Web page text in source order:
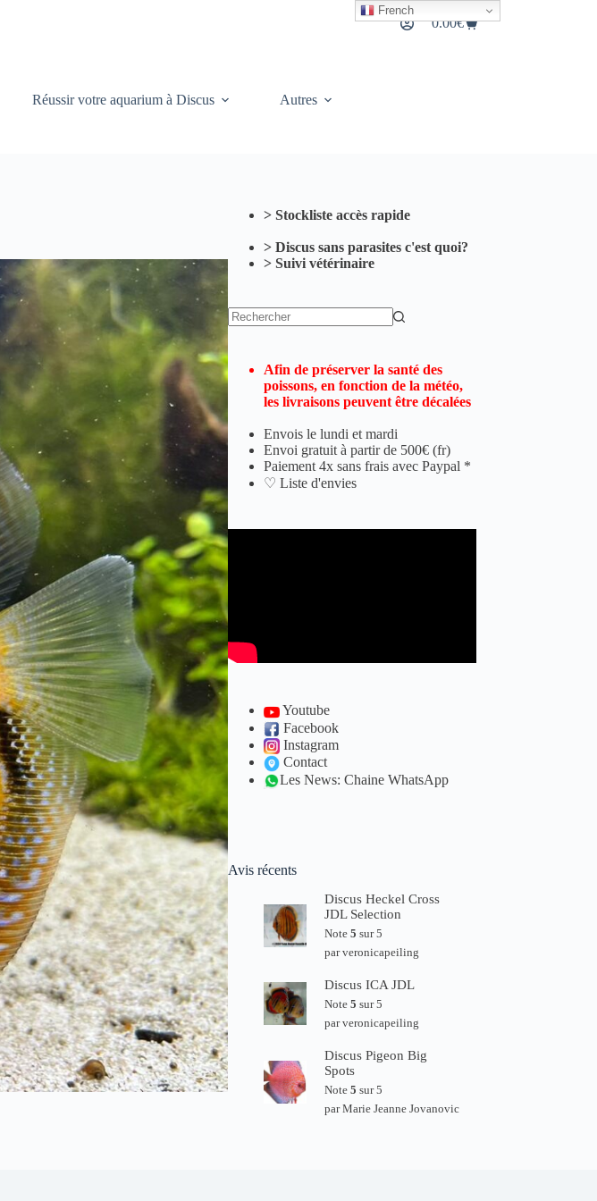
Panier
0.00€
Réussir votre aquarium à Discus Autres
> Stockliste accès rapide
> Discus sans parasites c'est quoi?
> Suivi vétérinaire
Aucun
résultat
Afin de préserver la santé des
poissons, en fonction de la météo,
les livraisons peuvent être décalées
Envois le lundi et mardi
Envoi gratuit à partir de 500€ (fr)
Paiement 4x sans frais avec Paypal *
♡ Liste d'envies
Youtube
Facebook
Instagram
Contact
Les News: Chaine WhatsApp
Avis récents
Discus Heckel Cross
JDL Selection
Note5 sur 5
par veronicapeiling
Discus ICA JDL
Note5 sur 5
par veronicapeiling
Discus Pigeon Big
Spots
Note5 sur 5
par Marie Jeanne Jovanovic
French